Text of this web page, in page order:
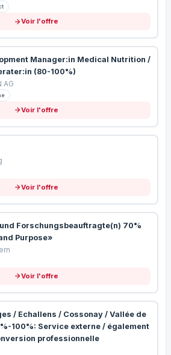
Voir l'offre
Manager:in Medical Nutrition /
(80-100%)
AG
Voir l'offre
Voir l'offre
Forschungsbeauftragte(n) 70%
Purpose»
Voir l'offre
/ Echallens / Cossonay / Vallée de
100%: Service externe / également
professionnelle